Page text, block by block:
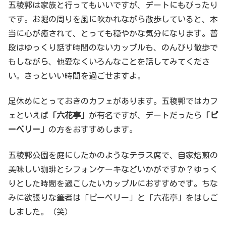
五稜郭は家族と行ってもいいですが、デートにもぴったり
です。お堀の周りを風に吹かれながら散歩していると、本
当に心が癒されて、とっても穏やかな気分になります。普
段はゆっくり話す時間のないカップルも、のんびり散歩で
もしながら、他愛なくいろんなことを話してみてくださ
い。きっといい時間を過ごせますよ。
足休めにとっておきのカフェがあります。五稜郭ではカフ
ェといえば 「六花亭」 が有名ですが、デートだったら 「ピ
ーベリー」 の方をおすすめします。
五稜郭公園を庭にしたかのようなテラス席で、自家焙煎の
美味しい珈琲とシフォンケーキなどいかがですか？ゆっく
りとした時間を過ごしたいカップルにおすすめです。ちな
みに欲張りな筆者は「ピーベリー」と「六花亭」をはしご
しました。（笑）